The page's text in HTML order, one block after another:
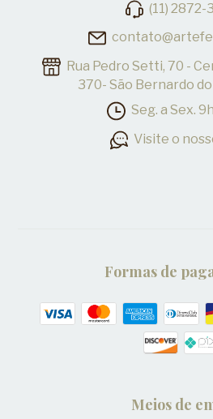
(11) 2872-
Rua Pedro Setti, 70 -
370- São Bernardo do
Seg. a Sex.
Visite o
Formas de
Meios de